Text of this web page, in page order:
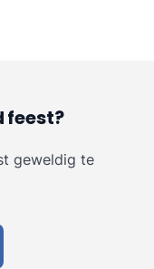
feest?
geweldig te